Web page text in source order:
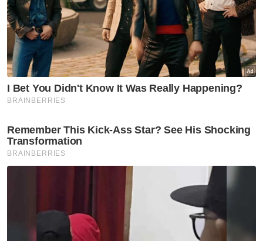
Terengganu
'Surprise' durian buat cikgu
kesayangan
Terengganu
'Isteri patah tangan, kereta
undang-undang